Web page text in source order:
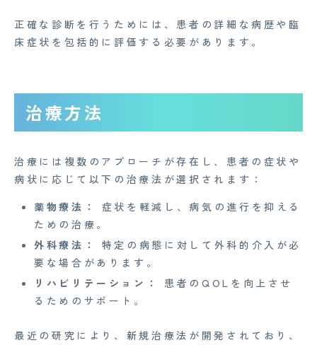
正確な診断を行うためには、患者の詳細な病歴や臨
床症状を包括的に評価する必要があります。
治療方法
治療には複数のアプローチが存在し、患者の症状や
病状に応じて以下の治療法が選択されます：
薬物療法：
症状を軽減し、病気の進行を抑える
ための治療。
外科療法：
特定の病態に対して外科的介入が必
要な場合があります。
リハビリテーション：
患者のQOLを向上させ
るためのサポート。
最近の研究により、新規治療法が開発されており、
Z産業医事務所
情報セキュリティ基本方針